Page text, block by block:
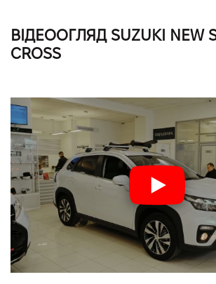
ВІДЕООГЛЯД SUZUKI NEW
CROSS